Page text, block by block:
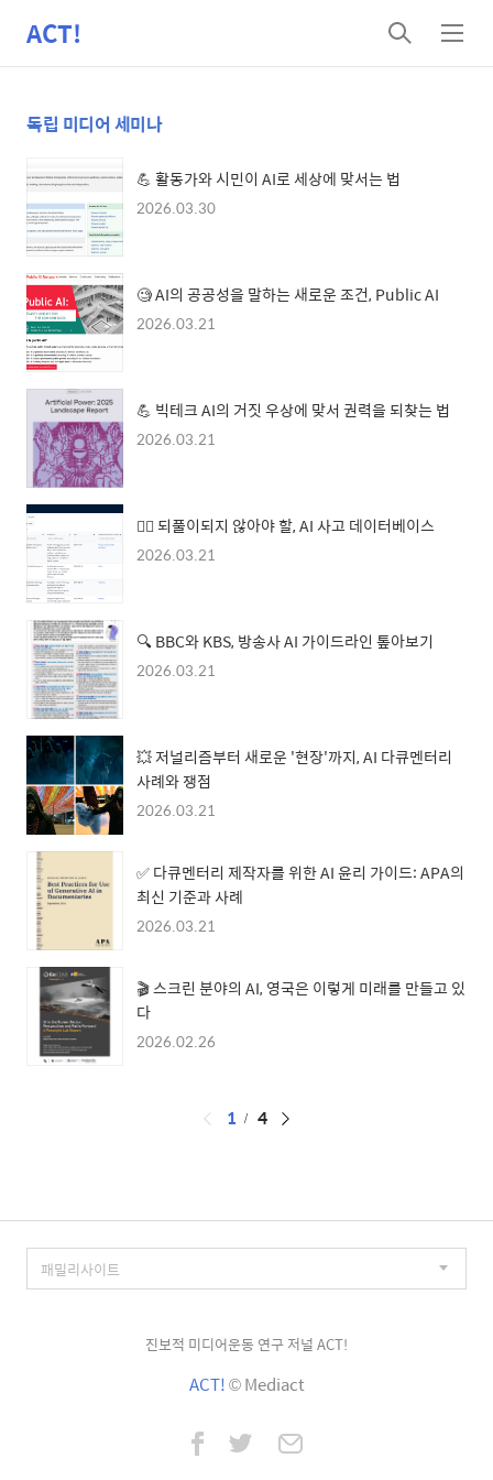
ACT!
검
색
메
뉴
독립 미디어 세미나
💪 활동가와 시민이 AI로 세상에 맞서는 법
2026.03.30
🧐 AI의 공공성을 말하는 새로운 조건, Public AI
2026.03.21
💪 빅테크 AI의 거짓 우상에 맞서 권력을 되찾는 법
2026.03.21
🙅‍♀️ 되풀이되지 않아야 할, AI 사고 데이터베이스
2026.03.21
🔍 BBC와 KBS, 방송사 AI 가이드라인 톺아보기
2026.03.21
💥 저널리즘부터 새로운 '현장'까지, AI 다큐멘터리
사례와 쟁점
2026.03.21
✅ 다큐멘터리 제작자를 위한 AI 윤리 가이드: APA의
최신 기준과 사례
2026.03.21
🎬 스크린 분야의 AI, 영국은 이렇게 미래를 만들고 있
다
2026.02.26
페
1 4
진보적 미디어운동 연구 저널 ACT!
ACT!© Mediact